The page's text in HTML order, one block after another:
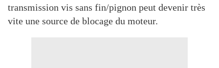
transmission vis sans fin/pignon peut devenir très
vite une source de blocage du moteur.